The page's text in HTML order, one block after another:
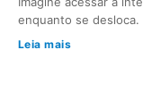
enquanto se
Leia mais